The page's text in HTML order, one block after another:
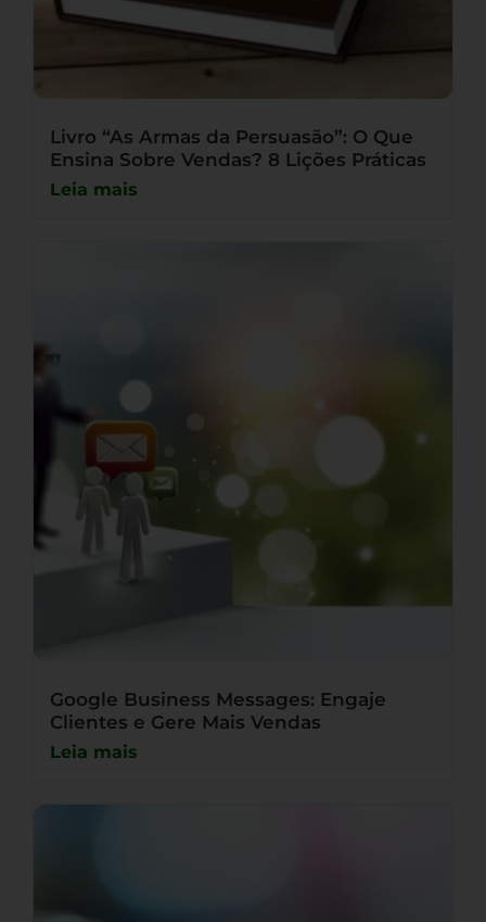
Livro “As Armas da Persuasão”: O Que
Ensina Sobre Vendas? 8 Lições Práticas
Leia mais
Google Business Messages: Engaje
Clientes e Gere Mais Vendas
Leia mais